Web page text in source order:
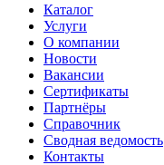
Каталог
Услуги
О компании
Новости
Вакансии
Сертификаты
Партнёры
Справочник
Сводная ведомость
Контакты